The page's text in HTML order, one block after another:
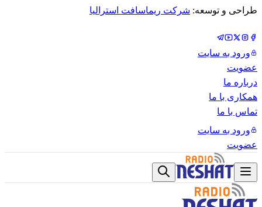
طراحی و توسعه: شرکت ریماسافت استرالیا
ورود به سایت
عضویت
درباره ما
همکاری با ما
تماس با ما
ورود به سایت
عضویت